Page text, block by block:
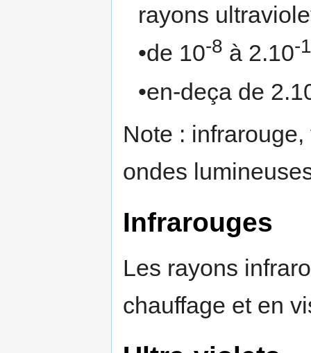
rayons
•de 10-8 à 2.10-
•en-deça de
Note :
ondes
Infrarouges
Les rayons
chauffage et en